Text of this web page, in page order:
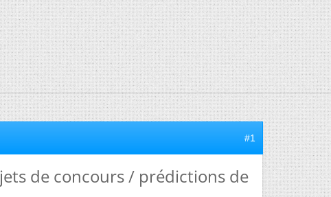
#1
de concours / prédictions de